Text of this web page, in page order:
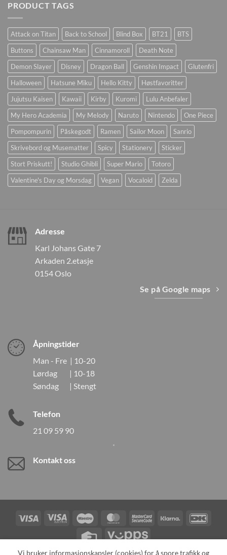
PRODUCT TAGS
Attack on Titan Back to School Blind Box BT21
BTS
Buttons
Chainsaw Man Cinnamoroll
Death Note
Demon Slayer
Disney Dragon Ball Genshin Impact
Glutenfri
Halloween
Hatsune Miku Hello Kitty
Høstfavoritter
Jujutsu Kaisen
Kawaii Kirby Kuromi
Lulu Anbefaler
My Hero Academia
My Melody Naruto Nintendo
One Piece
Pompompurin
Påskegodt Ramen Sailor Moon
Sanrio
Skrivebord og Musematter
Spicy Stationery
Sticker
Stort Priskutt!
Studio Ghibli Super Mario
Totoro
Valentine's Day og Morsdag
Vegan Vocaloid Zelda
Adresse
Karl Johans Gate 7
Arkaden 2.etasje
0154 Oslo
Se på Google maps
Åpningstider
Man - Fre | 10-20
Lørdag | 10-18
Søndag | Stengt
Telefon
21 09 59 90
Kontakt oss
Visa
Visa
Maestro MasterCardMasterCardKlarna
Credit
Vipps
Vi bruker informasjonskapsler (cookies) for å spore trafikk og